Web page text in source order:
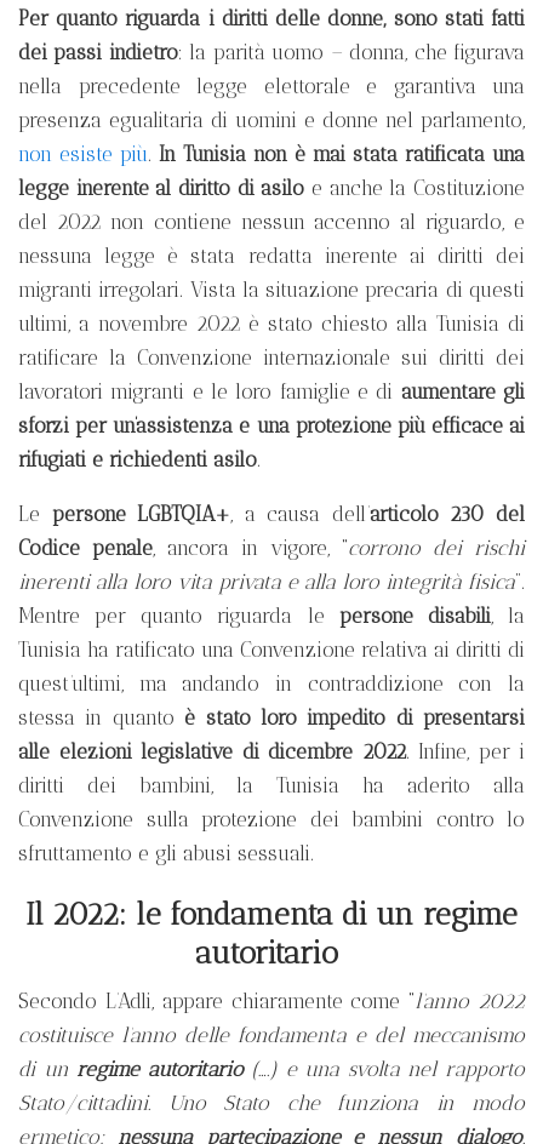
Per quanto riguarda i diritti delle donne, sono stati fatti
dei passi indietro: la parità uomo – donna, che figurava
nella precedente legge elettorale e garantiva una
presenza egualitaria di uomini e donne nel parlamento,
non esiste più. In Tunisia non è mai stata ratificata una
legge inerente al diritto di asilo e anche la Costituzione
del 2022 non contiene nessun accenno al riguardo, e
nessuna legge è stata redatta inerente ai diritti dei
migranti irregolari. Vista la situazione precaria di questi
ultimi, a novembre 2022 è stato chiesto alla Tunisia di
ratificare la Convenzione internazionale sui diritti dei
lavoratori migranti e le loro famiglie e di aumentare gli
sforzi per un’assistenza e una protezione più efficace ai
rifugiati e richiedenti asilo.
Le persone LGBTQIA+ , a causa dell’articolo 230 del
Codice penale , ancora in vigore, “corrono dei rischi
inerenti alla loro vita privata e alla loro integrità fisica”.
Mentre per quanto riguarda le persone disabili , la
Tunisia ha ratificato una Convenzione relativa ai diritti di
quest’ultimi, ma andando in contraddizione con la
stessa in quantoè stato loro impedito di presentarsi
alle elezioni legislative di dicembre 2022. Infine, per i
diritti dei bambini, la Tunisia ha aderito alla
Convenzione sulla protezione dei bambini contro lo
sfruttamento e gli abusi sessuali.
Il 2022: le fondamenta di un regime
autoritario
Secondo L’Adli, appare chiaramente come “l’anno 2022
costituisce l’anno delle fondamenta e del meccanismo
di un regime autoritario(….) e una svolta nel rapporto
Stato/cittadini. Uno Stato che funziona in modo
ermetico: nessuna partecipazione e nessun dialogo.